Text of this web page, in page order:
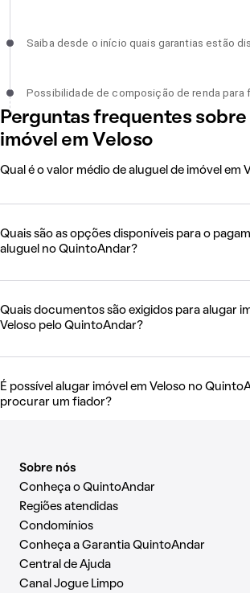
Saiba desde o início quais garantias estão
Saiba desde o início quais garantias estão
Possibilidade de composição de renda para
incompleto
Possibilidade de composição de renda para
Perguntas frequentes sobre
imóvel em Veloso
Qual é o valor médio de aluguel de imóvel em
Quais são as opções disponíveis para o
aluguel no QuintoAndar?
Quais documentos são exigidos para alugar
Veloso pelo QuintoAndar?
É possível alugar imóvel em Veloso no
procurar um fiador?
Sobre nós
Conheça o QuintoAndar
Regiões atendidas
Condomínios
Conheça a Garantia QuintoAndar
Central de Ajuda
Canal Jogue Limpo